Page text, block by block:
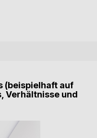
(beispielhaft auf
Verhältnisse und